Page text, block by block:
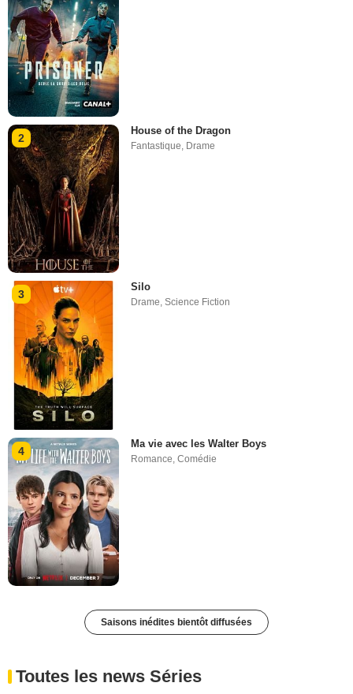
2
House of the Dragon
Fantastique, Drame
3
Silo
Drame,Science Fiction
4
Ma vie avec les Walter Boys
Romance ,Comédie
Saisons inédites bientôt diffusées
Toutes les news Séries